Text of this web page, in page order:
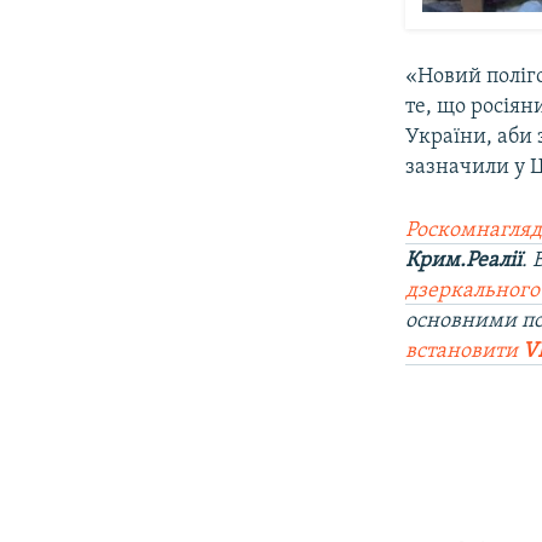
«Новий
те, що
України, аби
зазначили у
Крим.Реалії.
основними
встановити